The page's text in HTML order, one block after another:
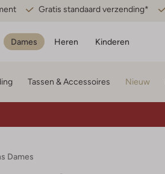
Gratis standaard verzending*
Dames Heren Kinderen
Tassen & Accessoires Nieuw
Dames